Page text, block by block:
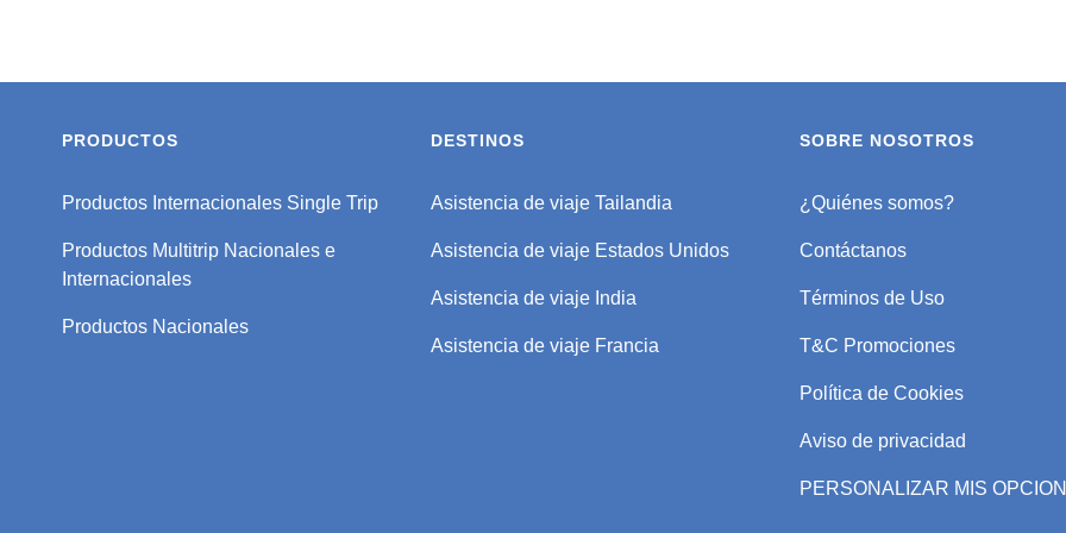
PRODUCTOS
Productos Internacionales Single Trip
Productos Multitrip Nacionales e
Internacionales
Productos Nacionales
DESTINOS
Asistencia de viaje Tailandia
Asistencia de viaje Estados Unidos
Asistencia de viaje India
Asistencia de viaje Francia
SOBRE NOSOTROS
¿Quiénes somos?
Contáctanos
Términos de Uso
T&C Promociones
Política de Cookies
Aviso de privacidad
PERSONALIZAR MIS